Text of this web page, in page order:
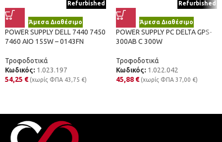
Refurbished
Άμεσα Διαθέσιμο
POWER SUPPLY DELL 7440 7450
7460 AIO 155W – 0143FN
Τροφοδοτικά
Κωδικός: 1.023.197
54,25 € (χωρίς ΦΠΑ 43,75 €)
Refurbished
Άμεσα Διαθέσιμο
POWER SUPPLY PC DELTA GPS-
300AB C 300W
Τροφοδοτικά
Κωδικός: 1.022.042
45,88 € (χωρίς ΦΠΑ 37,00 €)